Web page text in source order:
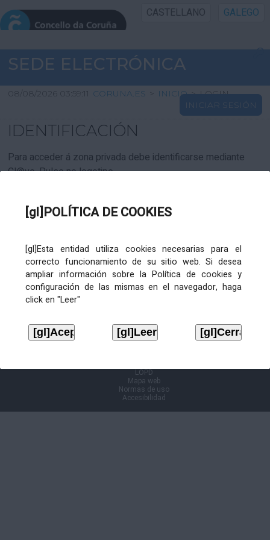
[gl]POLÍTICA DE COOKIES
[gl]Esta entidad utiliza cookies necesarias para el
correcto funcionamiento de su sitio web. Si desea
ampliar información sobre la Política de cookies y
configuración de las mismas en el navegador, haga
click en "Leer"
CASTELLANO GALEGO
INICIO SEDE
INICIO
INFORMACIÓN PÚBLICA
CARTAFOL CIDADÁN
SEDE ELECTRÓNICA
08/08/2026 03:59:11 CORUNA.ES > INICIO > LOGIN
INICIAR SESIÓN
IDENTIFICACIÓN
Para acceder á zona privada debe identificarse mediante
Cl@ve. Pulse no logotipo
LOPD
Mapa web
Normas de uso
Accesibilidad